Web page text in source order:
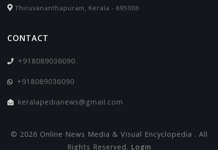
Thiruvananthapuram, Kerala - 695006
CONTACT
+918089036090
+918089036090
keralapedianews@gmail.com
© 2026 Online News Media & Visual Encyclopedia . All
Rights Reserved. Login